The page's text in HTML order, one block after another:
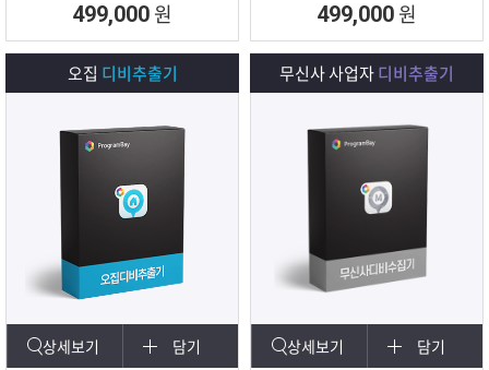
추출하여 영업 및 마케팅에 활용 할
수 있는 프로그램입니다.
499,000 원
타겟 마케팅용 DB를 수집해주는 프
로그램입니다.
499,000 원
오집 디비추출기
상세보기 담기
무신사 사업자디비추출기
상세보기 담기